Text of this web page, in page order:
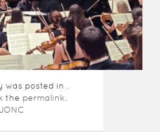
was posted in .
the permalink